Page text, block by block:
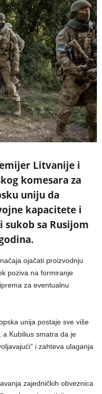
Litvanije i
komesara za
uniju da
kapacitete i
sukob sa Rusijom
ojačati proizvodnju
poziva na formiranje
za eventualnu
unija postaje sve više
Kubilius smatra da je
i zahteva ulaganja
zajedničkih obveznica